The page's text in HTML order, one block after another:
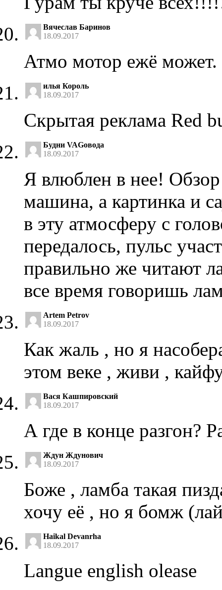
Вячеслав Баринов
18.09.2017
Атмо мотор ежё может.
илья Король
18.09.2017
Скрытая реклама Red
Будни VAGовода
18.09.2017
Я влюблен в нее!
машина, а картинка и
в эту атмосферу с
передалось, пульс
правильно же читают
все время говоришь
Artem Petrov
18.09.2017
Как жаль , но я
этом веке , живи ,
Вася Кашпировский
18.09.2017
А где в конце разгон?
Ждун Ждунович
18.09.2017
Боже , ламба такая
хочу её , но я бомж
Haikal Devanrha
18.09.2017
Langue english olease